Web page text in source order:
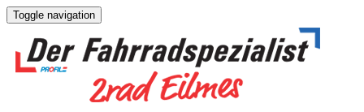
Toggle navigation